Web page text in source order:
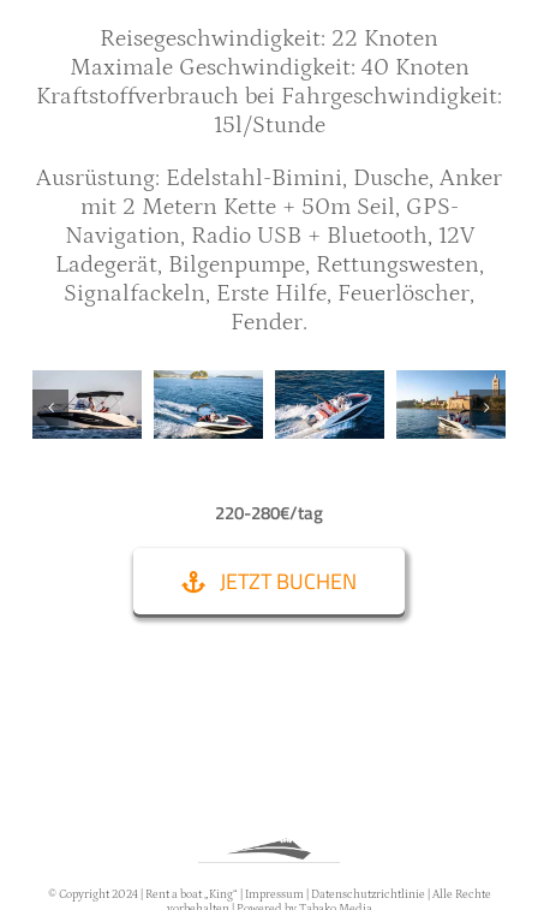
Reisegeschwindigkeit: 22 Knoten
Maximale Geschwindigkeit: 40 Knoten
Kraftstoffverbrauch bei Fahrgeschwindigkeit:
15l/Stunde
Ausrüstung: Edelstahl-Bimini, Dusche, Anker
mit 2 Metern Kette + 50m Seil, GPS-
Navigation, Radio USB + Bluetooth, 12V
Ladegerät, Bilgenpumpe, Rettungswesten,
Signalfackeln, Erste Hilfe, Feuerlöscher,
Fender.
220-280€/tag
JETZT BUCHEN
© Copyright 2024 | Rent a boat „King“ Impressum Datenschutzrichtlinie | Alle Rechte